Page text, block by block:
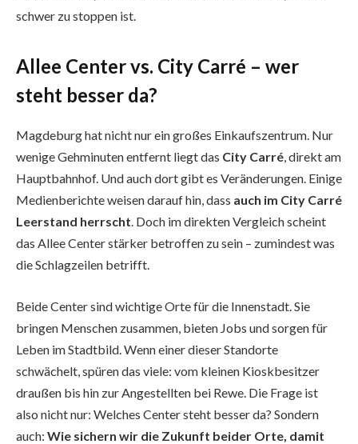
schwer zu stoppen ist.
Allee Center vs. City Carré – wer
steht besser da?
Magdeburg hat nicht nur ein großes Einkaufszentrum. Nur
wenige Gehminuten entfernt liegt das City Carré, direkt am
Hauptbahnhof. Und auch dort gibt es Veränderungen. Einige
Medienberichte weisen darauf hin, dass auch im City Carré
Leerstand herrscht. Doch im direkten Vergleich scheint
das Allee Center stärker betroffen zu sein – zumindest was
die Schlagzeilen betrifft.
Beide Center sind wichtige Orte für die Innenstadt. Sie
bringen Menschen zusammen, bieten Jobs und sorgen für
Leben im Stadtbild. Wenn einer dieser Standorte
schwächelt, spüren das viele: vom kleinen Kioskbesitzer
draußen bis hin zur Angestellten bei Rewe. Die Frage ist
also nicht nur: Welches Center steht besser da? Sondern
auch: Wie sichern wir die Zukunft beider Orte, damit